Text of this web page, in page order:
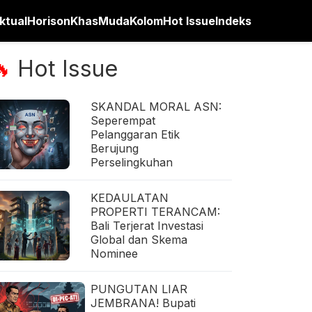
HorisonKhasMudaKolomHot IssueIndeks
Hot Issue
SKANDAL MORAL ASN:
Seperempat
Pelanggaran Etik
Berujung
Perselingkuhan
KEDAULATAN
PROPERTI TERANCAM:
Bali Terjerat Investasi
Global dan Skema
Nominee
PUNGUTAN LIAR
JEMBRANA! Bupati